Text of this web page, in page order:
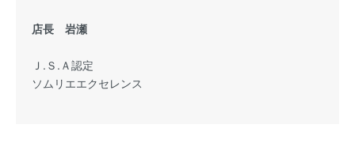
店長 岩瀬
Ｊ.Ｓ.Ａ認定
ソムリエエクセレンス